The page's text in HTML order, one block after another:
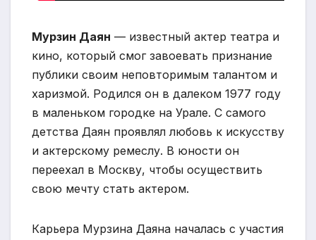
Мурзин Даян — известный актер театра и
кино, который смог завоевать признание
публики своим неповторимым талантом и
харизмой. Родился он в далеком 1977 году
в маленьком городке на Урале. С самого
детства Даян проявлял любовь к искусству
и актерскому ремеслу. В юности он
переехал в Москву, чтобы осуществить
свою мечту стать актером.
Карьера Мурзина Даяна началась с участия